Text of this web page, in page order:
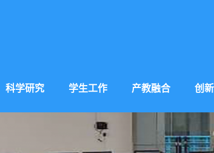
科学研究 学生工作 产教融合 创